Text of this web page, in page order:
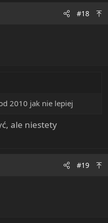
#18
2010 jak nie lepiej
ale niestety
#19